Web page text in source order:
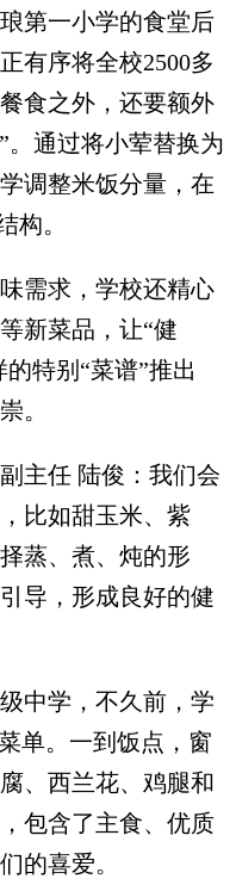
第一小学的食堂后
有序将全校2500多
食之外，还要额外
。通过将小荤替换为
调整米饭分量，在
构。
需求，学校还精心
新菜品，让“健
特别“菜谱”推出
。
任 陆俊：我们会
比如甜玉米、紫
蒸、煮、炖的形
导，形成良好的健
学，不久前，学
单。一到饭点，窗
、西兰花、鸡腿和
包含了主食、优质
的喜爱。